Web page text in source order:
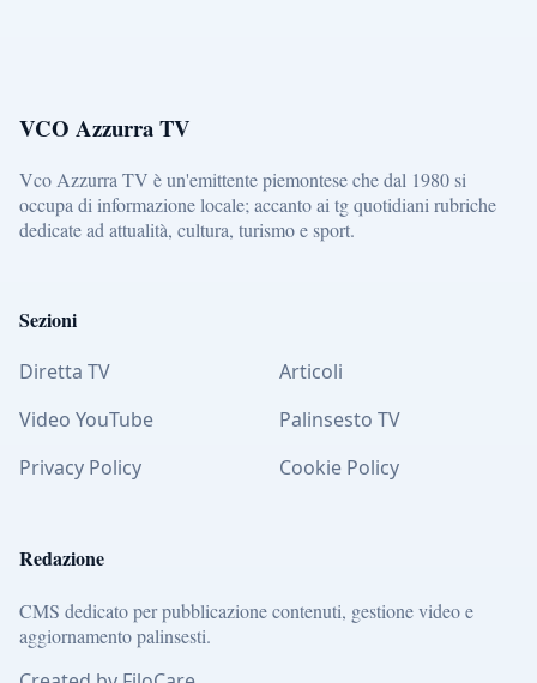
VCO Azzurra TV
Vco Azzurra TV è un'emittente piemontese che dal 1980 si
occupa di informazione locale; accanto ai tg quotidiani rubriche
dedicate ad attualità, cultura, turismo e sport.
Sezioni
Diretta TV
Articoli
Video YouTube
Palinsesto TV
Privacy Policy
Cookie Policy
Redazione
CMS dedicato per pubblicazione contenuti, gestione video e
aggiornamento palinsesti.